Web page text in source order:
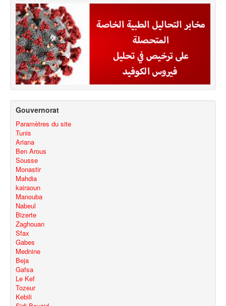
Gouvernorat
Paramètres du site
Tunis
Ariana
Ben Arous
Sousse
Monastir
Mahdia
kairaoun
Manouba
Nabeul
Bizerte
Zaghouan
Sfax
Gabes
Mednine
Beja
Gafsa
Le Kef
Tozeur
Kebili